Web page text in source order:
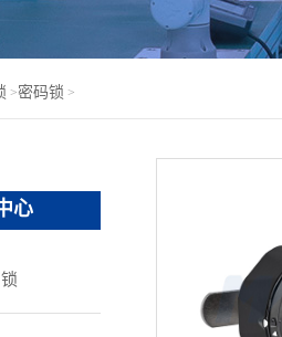
锁芯/按压锁
电脑锁
办公家具锁
重型挂锁/报警锁
>密码锁 >
心